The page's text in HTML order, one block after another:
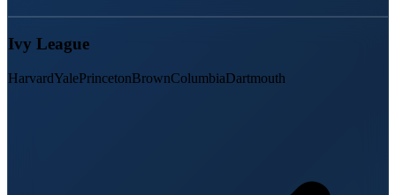
Ivy League
HarvardYalePrincetonBrownColumbiaDartmouth